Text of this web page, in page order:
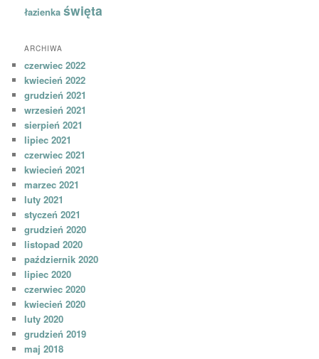
łazienka święta
ARCHIWA
czerwiec 2022
kwiecień 2022
grudzień 2021
wrzesień 2021
sierpień 2021
lipiec 2021
czerwiec 2021
kwiecień 2021
marzec 2021
luty 2021
styczeń 2021
grudzień 2020
listopad 2020
październik 2020
lipiec 2020
czerwiec 2020
kwiecień 2020
luty 2020
grudzień 2019
maj 2018